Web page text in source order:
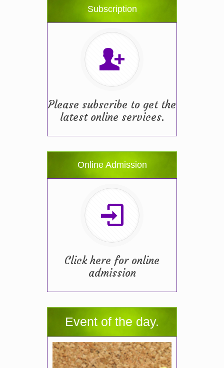
Subscription
Please subscribe to get the
latest online services.
Online Admission
Click here for online
admission
Event of the day.